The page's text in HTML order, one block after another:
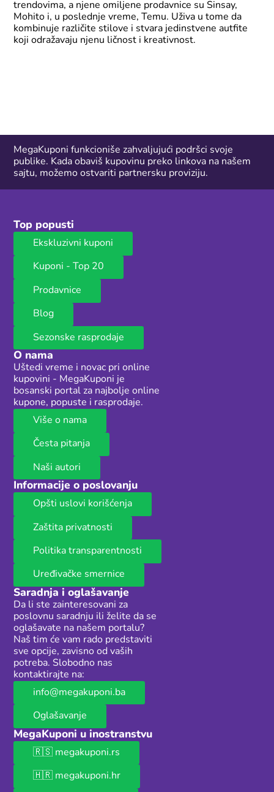
trendovima, a njene omiljene prodavnice su Sinsay,
Mohito i, u poslednje vreme, Temu. Uživa u tome da
kombinuje različite stilove i stvara jedinstvene autfite
koji odražavaju njenu ličnost i kreativnost.
MegaKuponi funkcioniše zahvaljujući podršci svoje
publike. Kada obaviš kupovinu preko linkova na našem
sajtu, možemo ostvariti partnersku proviziju.
Top popusti
Ekskluzivni kuponi
Kuponi - Top 20
Prodavnice
Blog
Sezonske rasprodaje
O nama
Uštedi vreme i novac pri online
kupovini - MegaKuponi je
bosanski portal za najbolje online
kupone, popuste i rasprodaje.
Više o nama
Česta pitanja
Naši autori
Informacije o poslovanju
Opšti uslovi korišćenja
Zaštita privatnosti
Politika transparentnosti
Uređivačke smernice
Saradnja i oglašavanje
Da li ste zainteresovani za
poslovnu saradnju ili želite da se
oglašavate na našem portalu?
Naš tim će vam rado predstaviti
sve opcije, zavisno od vaših
potreba. Slobodno nas
kontaktirajte na:
info@megakuponi.ba
Oglašavanje
MegaKuponi u inostranstvu
🇷🇸 megakuponi.rs
🇭🇷 megakuponi.hr